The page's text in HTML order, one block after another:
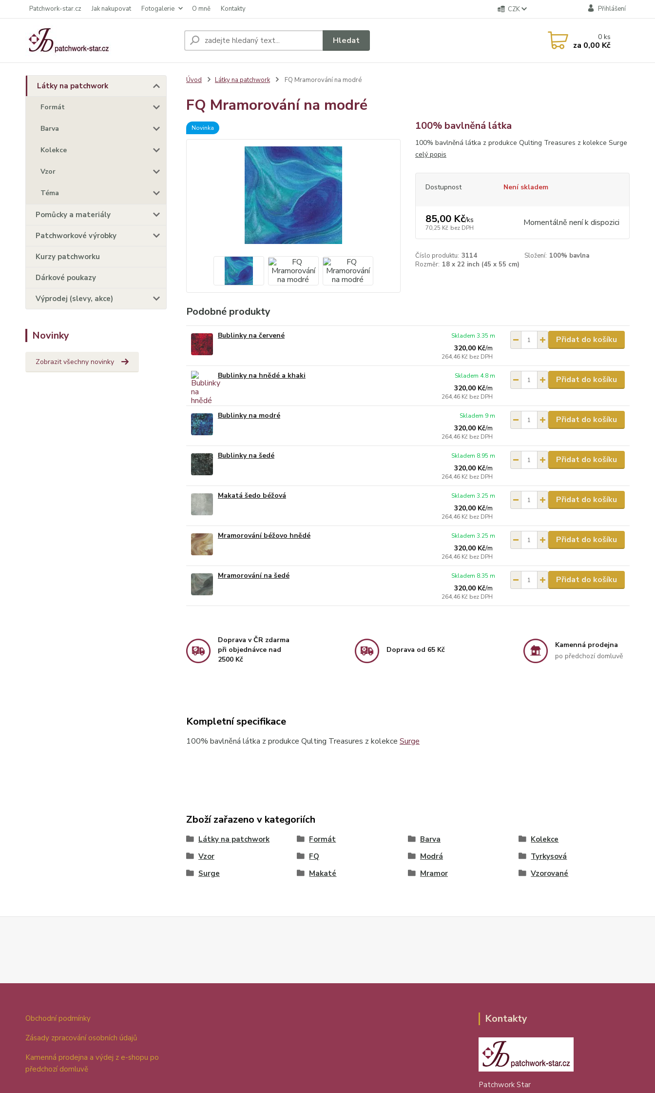
Patchwork-star.cz Jak nakupovat Fotogalerie O mně Kontakty CZK Přihlášení
Hledat 0ks
za 0,00 Kč
Látky na patchwork
Formát
Barva
Kolekce
Vzor
Téma
Pomůcky a materiály
Patchworkové výrobky
Kurzy patchworku
Dárkové poukazy
Výprodej (slevy, akce)
Novinky
Zobrazit všechny novinky
Úvod Látky na patchwork FQ Mramorování na modré
FQ Mramorování na modré
Novinka 100% bavlněná látka
100% bavlněná látka z produkce Qulting Treasures z kolekce Surge
celý popis
Dostupnost Není skladem
85,00 Kč/ks
70,25 Kč bez DPH Momentálně není k dispozici
Číslo produktu: 3114 Složení: 100% bavlna
Rozměr: 18 x 22 inch (45 x 55 cm)
Podobné produkty
Bublinky na červené
320,00 Kč/m
264,46 Kč bez DPH
Skladem 3.35 m Přidat do košíku
Bublinky na hnědé a khaki
320,00 Kč/m
264,46 Kč bez DPH
Skladem 4.8 m Přidat do košíku
Bublinky na modré
320,00 Kč/m
264,46 Kč bez DPH
Skladem 9 m Přidat do košíku
Bublinky na šedé
320,00 Kč/m
264,46 Kč bez DPH
Skladem 8.95 m Přidat do košíku
Makatá šedo béžová
320,00 Kč/m
264,46 Kč bez DPH
Skladem 3.25 m Přidat do košíku
Mramorování béžovo hnědé
320,00 Kč/m
264,46 Kč bez DPH
Skladem 3.25 m Přidat do košíku
Mramorování na šedé
320,00 Kč/m
264,46 Kč bez DPH
Skladem 8.35 m Přidat do košíku
Doprava v ČR zdarma
při objednávce nad
2500 Kč
Doprava od 65 Kč
Kamenná prodejna
po předchozí domluvě
Kompletní specifikace
100% bavlněná látka z produkce Qulting Treasures z kolekce Surge
Zboží zařazeno v kategoriích
Látky na patchwork Formát Barva
Kolekce
Vzor
FQ Modrá
Tyrkysová
Surge
Makaté Mramor Vzorované
Obchodní podmínky
Zásady zpracování osobních údajů
Kamenná prodejna a výdej z e-shopu po
předchozí domluvě
Kontakty
Patchwork Star